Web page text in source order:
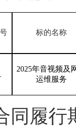
标的名称
2025年音视频及
运维服务
同履行